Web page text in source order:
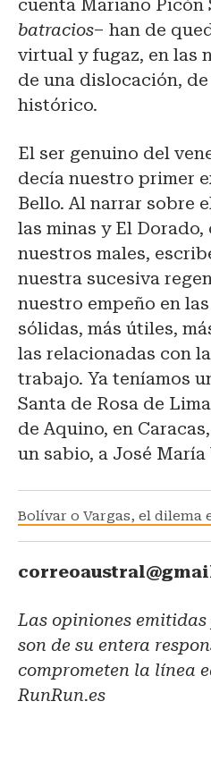
cuenta Mariano Picón
batracios– han de
virtual y fugaz, en las
de una dislocación,
histórico.
El ser genuino del
decía nuestro primer
Bello. Al narrar sobre
las minas y El
nuestros males,
nuestra sucesiva
nuestro empeño en
sólidas, más útiles,
las relacionadas con
trabajo. Ya teníamos
Santa de Rosa de
de Aquino, en
un sabio, a José María
Bolívar o Vargas, el dilema
Las opiniones
son de su entera
comprometen la línea
RunRun.es